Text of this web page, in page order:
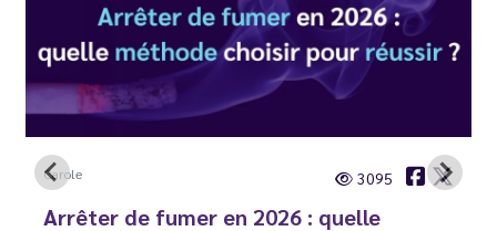
Carole 3095
Arrêter de fumer en 2026 : quelle